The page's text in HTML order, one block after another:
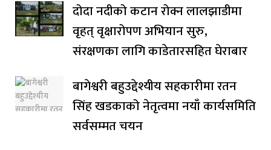
दोदा नदीको कटान रोक्न लालझाडीमा
वृहत् वृक्षारोपण अभियान सुरु,
संरक्षणका लागि काडेतारसहित घेराबार
बागेश्वरी बहुउद्देश्यीय सहकारीमा रतन
सिंह खडकाको नेतृत्वमा नयाँ कार्यसमिति
सर्वसम्मत चयन